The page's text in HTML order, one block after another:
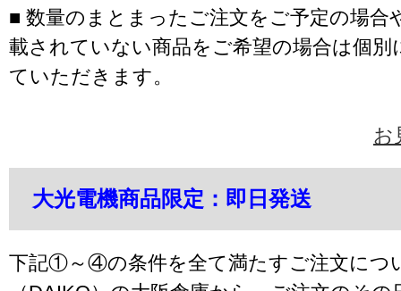
■ 数量のまとまったご注文をご予定の場合
載されていない商品をご希望の場合は個別
ていただきます。
お
大光電機商品限定：即日発送
下記①～④の条件を全て満たすご注文につ